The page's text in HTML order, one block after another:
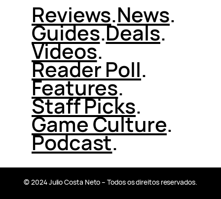
Reviews.News.
Guides.Deals.
Videos.
Reader Poll.
Features.
Staff Picks.
Game Culture.
Podcast.
© 2024 Julio Costa Neto – Todos os direitos reservados.